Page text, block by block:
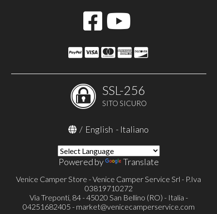
SSL-256
SITO SICURO
/ English - Italiano
Powered by Translate
Venice Camper Store - Venice Camper Service Srl - P.Iva
03819710272
Via Treponti, 84 - 45020 San Bellino (RO) - Italia -
04251682405 - market@venicecamperservice.com